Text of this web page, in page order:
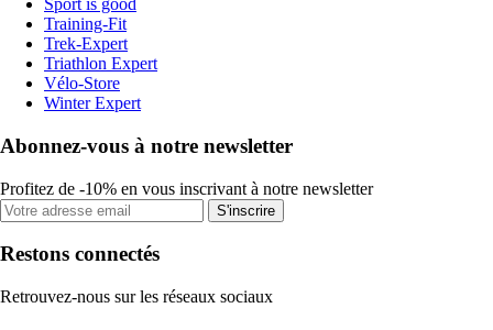
Sport is good
Training-Fit
Trek-Expert
Triathlon Expert
Vélo-Store
Winter Expert
Abonnez-vous à notre newsletter
Profitez de -10% en vous inscrivant à notre newsletter
S'inscrire
Restons connectés
Retrouvez-nous sur les réseaux sociaux